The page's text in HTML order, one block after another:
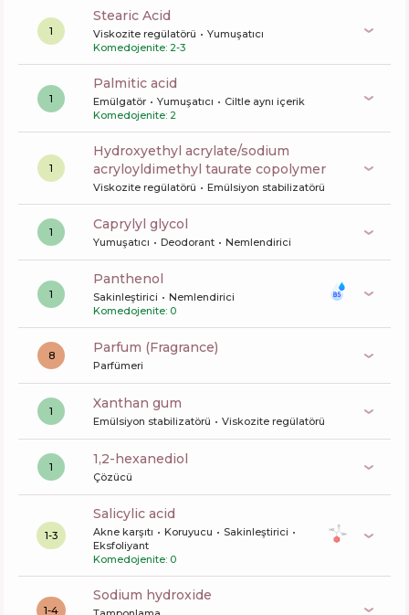
1
Stearic Acid
Viskozite regülatörü
Yumuşatıcı
Komedojenite: 2-3
1
palmitic acid
Emülgatör Yumuşatıcı
Ciltle aynı içerik
Komedojenite: 2
1
hydroxyethyl acrylate/sodium
acryloyldimethyl taurate copolymer
Viskozite regülatörü Emülsiyon stabilizatörü
1 caprylyl glycol
Yumuşatıcı Deodorant Nemlendirici
1
panthenol
Sakinleştirici
Nemlendirici
Komedojenite: 0
8 Parfum (Fragrance)
Parfümeri
1 xanthan gum
Emülsiyon stabilizatörü Viskozite regülatörü
1 1,2-hexanediol
Çözücü
1-3
salicylic acid
Akne karşıtı Koruyucu
Sakinleştirici
Eksfoliyant
Komedojenite: 0
1-4
sodium hydroxide